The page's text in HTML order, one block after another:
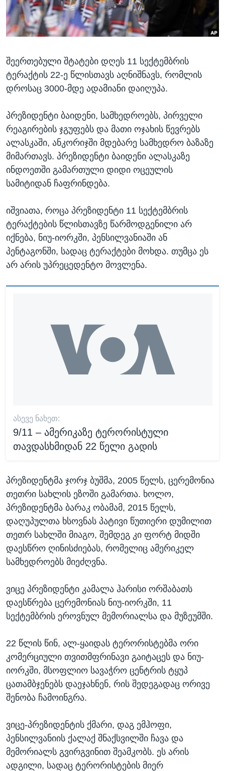
ᲡᲢᲣᲓᲘᲐ ᲕᲐᲨᲘᲜᲒᲢᲝᲜᲘ
ᲔᲙᲝᲜᲝᲛᲘᲙᲐ
ᲯᲐᲜᲛᲠᲗᲔᲚᲝᲑᲐ
ᲘᲜᲢᲔᲠᲕᲘᲣ
ᲙᲣᲚᲢᲣᲠᲐ
ᲓᲔᲖᲘᲜᲤᲝᲠᲛᲐᲪᲘᲐ
Learning English
ენები
შეერთებული შტატები დღეს 11 სექტემბრის
ტერაქტის 22-ე წლისთავს აღნიშნავს, რომლის
დროსაც 3000-მდე ადამიანი დაიღუპა.
პრეზიდენტი ბაიდენი, სამხედროებს, პირველი
რეაგირების ჯგუფებს და მათი ოჯახის წევრებს
ალასკაში, ანკორიჯში მდებარე სამხედრო ბაზაზე
მიმართავს. პრეზიდენტი ბაიდენი ალასკაზე
ინდოეთში გამართული დიდი ოცეულის
სამიტიდან ჩაფრინდება.
იშვიათა, როცა პრეზიდენტი 11 სექტემბრის
ტერაქტების წლისთავზე წარმოდგენილი არ
იქნება, ნიუ-იორკში, პენსილვანიაში ან
პენტაგონში, სადაც ტერაქტები მოხდა. თუმცა ეს
არ არის უპრეცედენტო მოვლენა.
ᲐᲡᲔᲕᲔ ᲜᲐᲮᲔᲗ:
9/11 – ამერიკაზე ტერორისტული
თავდასხმიდან 22 წელი გადის
პრეზიდენტმა ჯორჯ ბუშმა, 2005 წელს, ცერემონია
თეთრი სახლის ეზოში გამართა. ხოლო,
პრეზიდენტმა ბარაკ ობამამ, 2015 წელს,
დაღუპულთა ხსოვნას პატივი წუთიერი დუმილით
თეთრ სახლში მიაგო, შემდეგ კი ფორტ მიდში
დაესწრო ღინისძიებას, რომელიც ამერიკელ
სამხედროებს მიეძღვნა.
ვიცე პრეზიდენტი კამალა ჰარისი ორშაბათს
დაესწრება ცერემონიას ნიუ-იორკში, 11
სექტემბრის ეროვნულ მემორიალსა და მუზეუმში.
22 წლის წინ, ალ-ყაიდას ტერორისტებმა ორი
კომერციული თვითმფრინავი გაიტაცეს და ნიუ-
იორკში, მსოფლიო სავაჭრო ცენტრის ტყუპ
ცათამბჯენებს დაეჯახნენ, რის შედეგადაც ორივე
შენობა ჩამოინგრა.
ვიცე-პრეზიდენტის ქმარი, დაგ ემჰოფი,
პენსილვანიის ქალაქ შნაქსვილში ჩავა და
მემორიალს გვირგვინით შეამკობს. ეს არის
ადგილი, სადაც ტერორისტების მიერ